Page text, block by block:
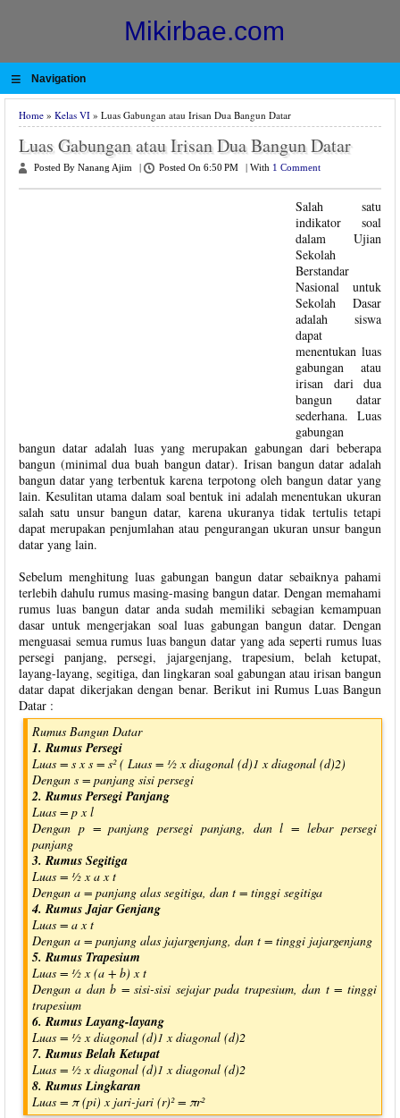
Mikirbae.com
≡ Navigation
Home » Kelas VI » Luas Gabungan atau Irisan Dua Bangun Datar
Luas Gabungan atau Irisan Dua Bangun Datar
Posted By Nanang Ajim Posted On 6:50 PM With 1 Comment
Salah satu
indikator soal
dalam Ujian
Sekolah
Berstandar
Nasional untuk
Sekolah Dasar
adalah siswa
dapat
menentukan luas
gabungan atau
irisan dari dua
bangun datar
sederhana. Luas
gabungan
bangun datar adalah luas yang merupakan gabungan dari beberapa
bangun (minimal dua buah bangun datar). Irisan bangun datar adalah
bangun datar yang terbentuk karena terpotong oleh bangun datar yang
lain. Kesulitan utama dalam soal bentuk ini adalah menentukan ukuran
salah satu unsur bangun datar, karena ukuranya tidak tertulis tetapi
dapat merupakan penjumlahan atau pengurangan ukuran unsur bangun
datar yang lain.
Sebelum menghitung luas gabungan bangun datar sebaiknya pahami
terlebih dahulu rumus masing-masing bangun datar. Dengan memahami
rumus luas bangun datar anda sudah memiliki sebagian kemampuan
dasar untuk mengerjakan soal luas gabungan bangun datar. Dengan
menguasai semua rumus luas bangun datar yang ada seperti rumus luas
persegi panjang, persegi, jajargenjang, trapesium, belah ketupat,
layang-layang, segitiga, dan lingkaran soal gabungan atau irisan bangun
datar dapat dikerjakan dengan benar. Berikut ini Rumus Luas Bangun
Datar :
Rumus Bangun Datar
1. Rumus Persegi
Luas = s x s = s² ( Luas = ½ x diagonal (d)1 x diagonal (d)2)
Dengan s = panjang sisi persegi
2. Rumus Persegi Panjang
Luas = p x l
Dengan p = panjang persegi panjang, dan l = lebar persegi
panjang
3. Rumus Segitiga
Luas = ½ x a x t
Dengan a = panjang alas segitiga, dan t = tinggi segitiga
4. Rumus Jajar Genjang
Luas = a x t
Dengan a = panjang alas jajargenjang, dan t = tinggi jajargenjang
5. Rumus Trapesium
Luas = ½ x (a + b) x t
Dengan a dan b = sisi-sisi sejajar pada trapesium, dan t = tinggi
trapesium
6. Rumus Layang-layang
Luas = ½ x diagonal (d)1 x diagonal (d)2
7. Rumus Belah Ketupat
Luas = ½ x diagonal (d)1 x diagonal (d)2
8. Rumus Lingkaran
Luas = π (pi) x jari-jari (r)² = πr²